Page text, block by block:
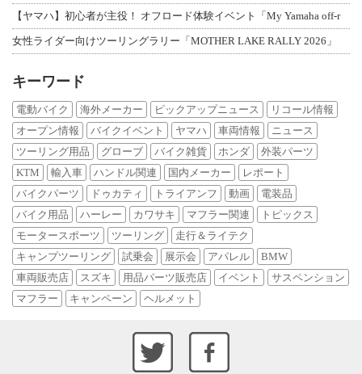
【ヤマハ】初心者が主役！ オフロード体験イベント「My Yamaha off-r
女性ライダー向けツーリングラリー「MOTHER LAKE RALLY 2026」
キーワード
電動バイク 海外メーカー ピックアップニュース
リコール情報
オープン情報
バイクイベント ヤマハ 車両情報
ニュース
ツーリング用品
グローブ バイク雑貨 ホンダ
外装パーツ
KTM
輸入車 ハンドル関連 国内メーカー
レポート
バイクパーツ
ドゥカティ トライアンフ 動画
電装品
バイク用品
ハーレー カワサキ マフラー関連
トピックス
モータースポーツ
ツーリング
走行＆ライテク
キャンプツーリング
試乗会 展示会 アパレル
BMW
車両販売店
スズキ 用品パーツ販売店 イベント
サスペンション
マフラー
キャンペーン ヘルメット